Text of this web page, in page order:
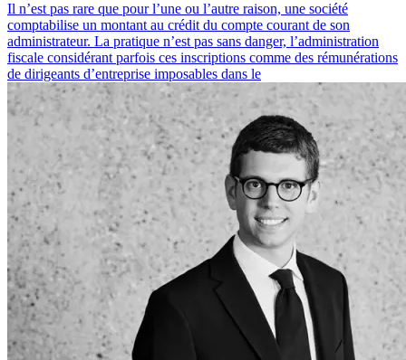
Il n’est pas rare que pour l’une ou l’autre raison, une société
comptabilise un montant au crédit du compte courant de son
administrateur. La pratique n’est pas sans danger, l’administration
fiscale considérant parfois ces inscriptions comme des rémunérations
de dirigeants d’entreprise imposables dans le